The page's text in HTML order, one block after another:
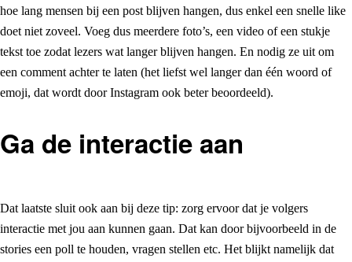
hoe lang mensen bij een post blijven hangen, dus enkel een snelle like
doet niet zoveel. Voeg dus meerdere foto’s, een video of een stukje
tekst toe zodat lezers wat langer blijven hangen. En nodig ze uit om
een comment achter te laten (het liefst wel langer dan één woord of
emoji, dat wordt door Instagram ook beter beoordeeld).
Ga de interactie aan
Dat laatste sluit ook aan bij deze tip: zorg ervoor dat je volgers
interactie met jou aan kunnen gaan. Dat kan door bijvoorbeeld in de
stories een poll te houden, vragen stellen etc. Het blijkt namelijk dat